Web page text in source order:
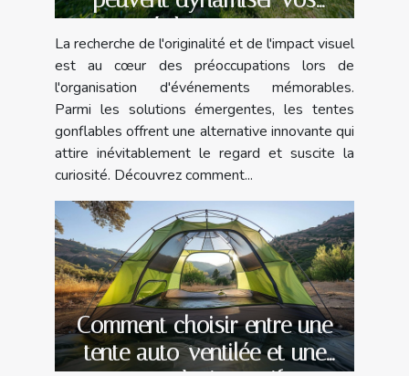
évènements
La recherche de l'originalité et de l'impact visuel
est au cœur des préoccupations lors de
l'organisation d'événements mémorables.
Parmi les solutions émergentes, les tentes
gonflables offrent une alternative innovante qui
attire inévitablement le regard et suscite la
curiosité. Découvrez comment...
Comment choisir entre une
tente auto-ventilée et une